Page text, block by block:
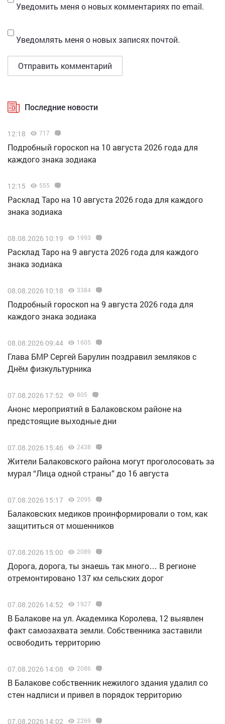
Уведомить меня о новых комментариях по email.
Уведомлять меня о новых записях почтой.
Последние новости
12:18 717
Подробный гороскоп на 10 августа 2026 года для
каждого знака зодиака
12:15 555
Расклад Таро на 10 августа 2026 года для каждого
знака зодиака
08.08.2026 10:19 1993
Расклад Таро на 9 августа 2026 года для каждого
знака зодиака
08.08.2026 10:18 3384
Подробный гороскоп на 9 августа 2026 года для
каждого знака зодиака
08.08.2026 09:44 1605
Глава БМР Сергей Барулин поздравил земляков с
Днём физкультурника
07.08.2026 17:52 805
Анонс мероприятий в Балаковском районе на
предстоящие выходные дни
07.08.2026 15:46 2438
Жители Балаковского района могут проголосовать за
мурал “Лица одной страны” до 16 августа
07.08.2026 15:17 2095
Балаковских медиков проинформировали о том, как
защититься от мошенников
07.08.2026 15:00 2089
Дорога, дорога, ты знаешь так много… В регионе
отремонтировано 137 км сельских дорог
07.08.2026 14:52 1927
В Балакове на ул. Академика Королева, 12 выявлен
факт самозахвата земли. Собственника заставили
освободить территорию
07.08.2026 14:08 2086
В Балакове собственник нежилого здания удалил со
стен надписи и привел в порядок территорию
07.08.2026 14:02 2269